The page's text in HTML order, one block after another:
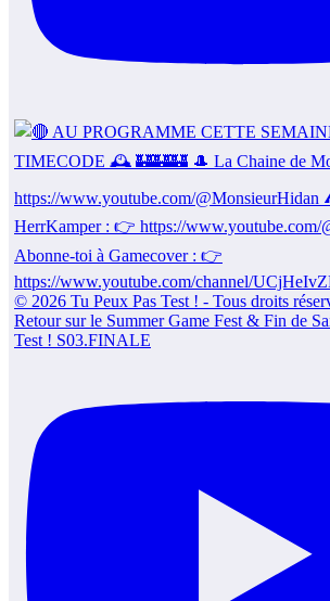
Retour sur le Summer Game Fest & Fin de
Test ! S03.FINALE